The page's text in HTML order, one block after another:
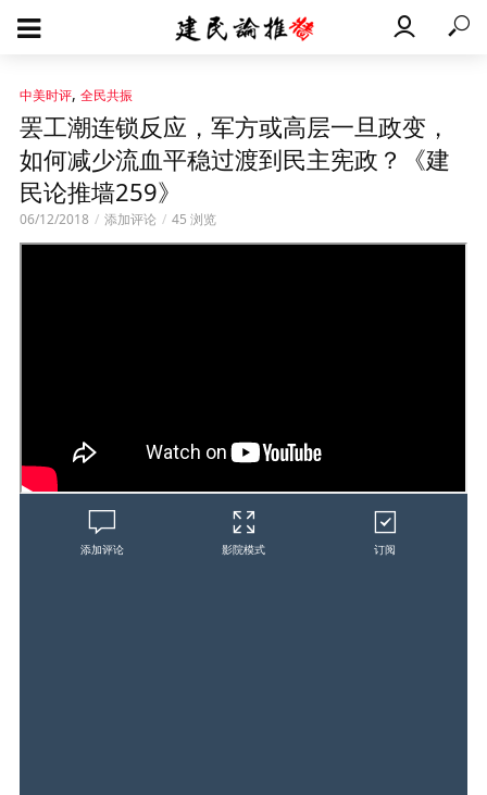
中美时评, 全民共振
罢工潮连锁反应，军方或高层一旦政变，
如何减少流血平稳过渡到民主宪政？《建
民论推墙259》
06/12/2018 添加评论 45 浏览
添加评论 影院模式 订阅